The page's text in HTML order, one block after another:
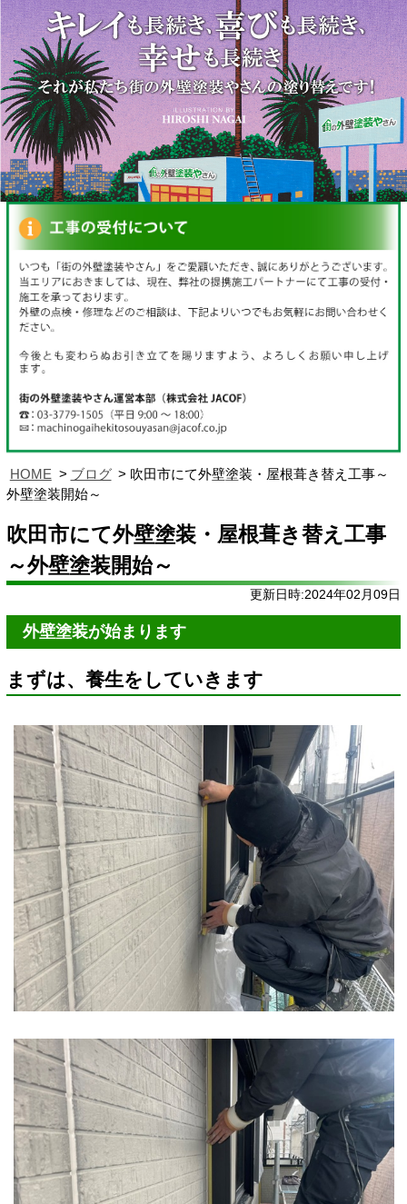
HOME ブログ
吹田市にて外壁塗装・屋根葺き替え工事～
外壁塗装開始～
吹田市にて外壁塗装・屋根葺き替え工事
～外壁塗装開始～
更新日時:2024年02月09日
外壁塗装が始まります
まずは、養生をしていきます